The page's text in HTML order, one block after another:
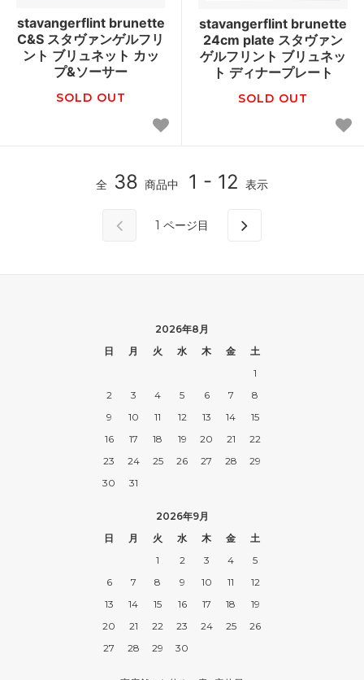
stavangerflint brunette
C&S スタヴァンゲルフリ
ント ブリュネット カッ
プ&ソーサー
SOLD OUT
stavangerflint brunette
24cm plate スタヴァン
ゲルフリント ブリュネッ
ト ディナープレート
SOLD OUT
全 38 商品中 1 - 12 表示
1 ページ目
2026年8月
日
月 火 水 木 金
土
1
2
3 4 5 6 7
8
9
10 11 12 13 14
15
16
17 18 19 20 21
22
23
24 25 26 27 28
29
30
31
2026年9月
日
月 火 水 木 金
土
1
2 3 4
5
6
7 8 9 10 11
12
13
14 15 16 17 18
19
20
21 22 23 24 25
26
27
28 29 30